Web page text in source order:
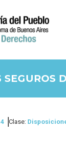
SEGUROS
Clase: